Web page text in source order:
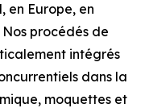
en Europe, en
procédés de
intégrés
dans la
moquettes et